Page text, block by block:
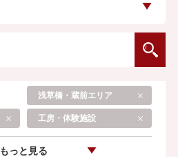
浅草橋・蔵前エリア
工房・体験施設
もっと見る